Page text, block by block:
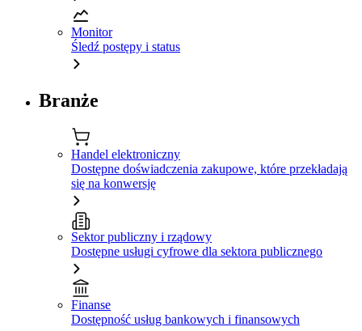
Monitor
Śledź postępy i status
Branże
Handel elektroniczny
Dostępne doświadczenia zakupowe, które przekładają
się na konwersję
Sektor publiczny i rządowy
Dostępne usługi cyfrowe dla sektora publicznego
Finanse
Dostępność usług bankowych i finansowych